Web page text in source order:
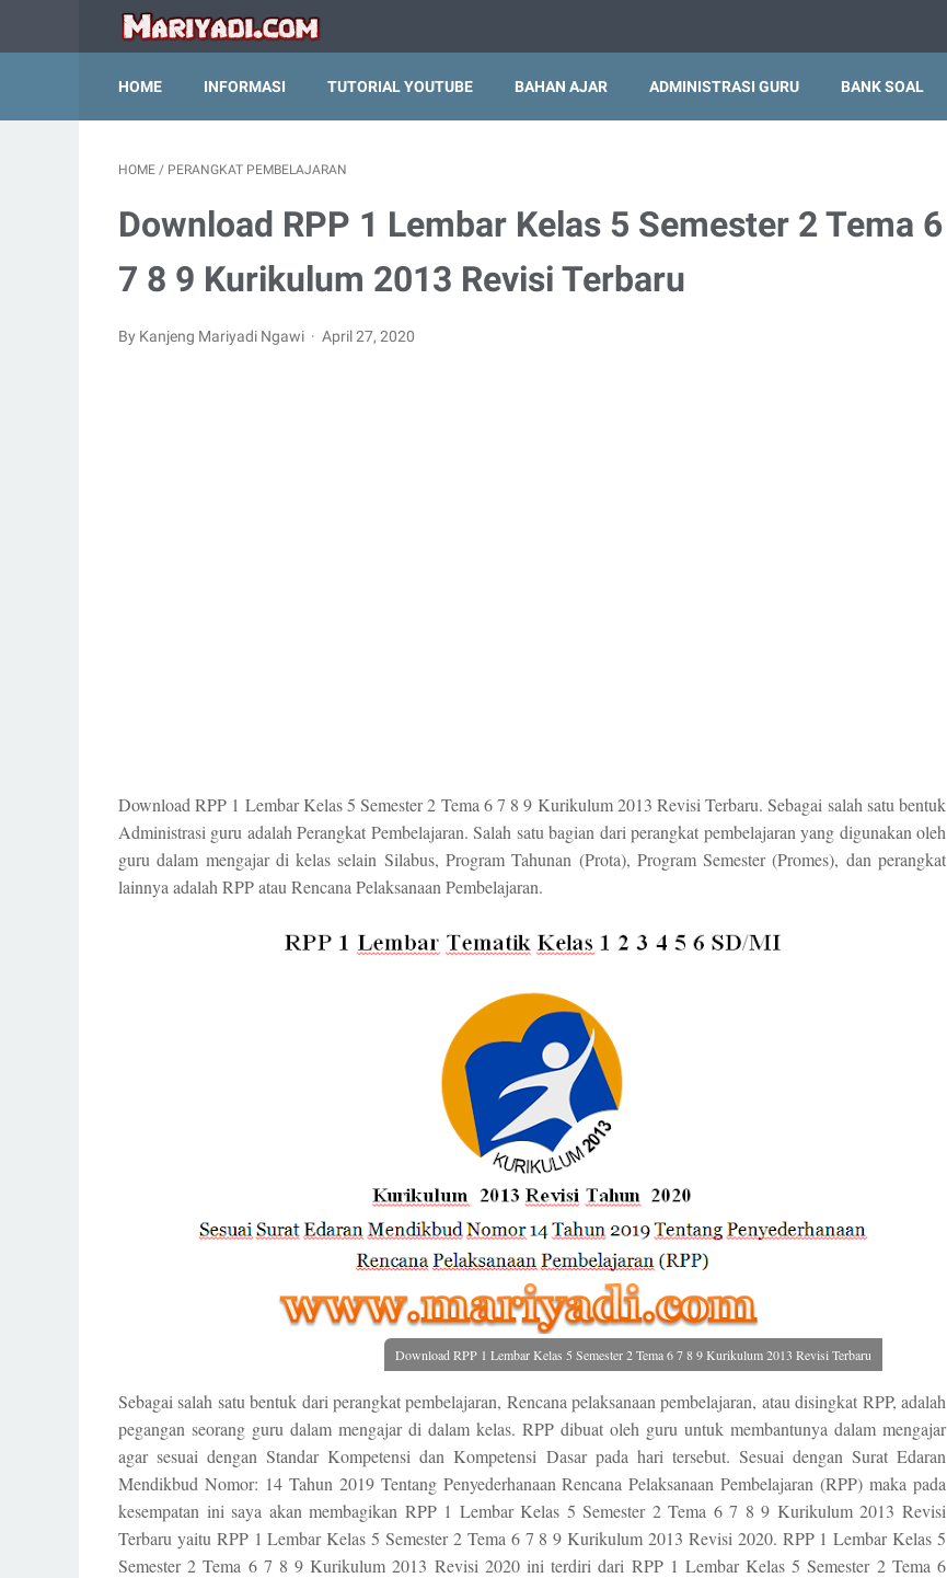
HOME INFORMASI TUTORIAL YOUTUBE BAHAN AJAR ADMINISTRASI GURU BANK SOAL
HOME / PERANGKAT PEMBELAJARAN
Download RPP 1 Lembar Kelas 5 Semester 2 Tema 6
7 8 9 Kurikulum 2013 Revisi Terbaru
By Kanjeng Mariyadi Ngawi April 27, 2020
Download RPP 1 Lembar Kelas 5 Semester 2 Tema 6 7 8 9 Kurikulum 2013 Revisi Terbaru. Sebagai salah satu bentuk
Administrasi guru adalah Perangkat Pembelajaran. Salah satu bagian dari perangkat pembelajaran yang digunakan oleh
guru dalam mengajar di kelas selain Silabus, Program Tahunan (Prota), Program Semester (Promes), dan perangkat
lainnya adalah RPP atau Rencana Pelaksanaan Pembelajaran.
Download RPP 1 Lembar Kelas 5 Semester 2 Tema 6 7 8 9 Kurikulum 2013 Revisi Terbaru
Sebagai salah satu bentuk dari perangkat pembelajaran, Rencana pelaksanaan pembelajaran, atau disingkat RPP, adalah
pegangan seorang guru dalam mengajar di dalam kelas. RPP dibuat oleh guru untuk membantunya dalam mengajar
agar sesuai dengan Standar Kompetensi dan Kompetensi Dasar pada hari tersebut. Sesuai dengan Surat Edaran
Mendikbud Nomor: 14 Tahun 2019 Tentang Penyederhanaan Rencana Pelaksanaan Pembelajaran (RPP) maka pada
kesempatan ini saya akan membagikan RPP 1 Lembar Kelas 5 Semester 2 Tema 6 7 8 9 Kurikulum 2013 Revisi
Terbaru yaitu RPP 1 Lembar Kelas 5 Semester 2 Tema 6 7 8 9 Kurikulum 2013 Revisi 2020. RPP 1 Lembar Kelas 5
Semester 2 Tema 6 7 8 9 Kurikulum 2013 Revisi 2020 ini terdiri dari RPP 1 Lembar Kelas 5 Semester 2 Tema 6